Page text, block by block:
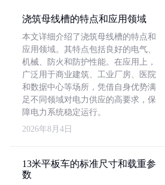
浇筑母线槽的特点和应用领域
本文详细介绍了浇筑母线槽的特点和
应用领域。其特点包括良好的电气、
机械、防火和防护性能。在应用上，
广泛用于商业建筑、工业厂房、医院
和数据中心等场所，凭借自身优势满
足不同领域对电力供应的高要求，保
障电力系统稳定运行。
2026年8月4日
13米平板车的标准尺寸和载重参
数